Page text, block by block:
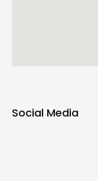
Social Media